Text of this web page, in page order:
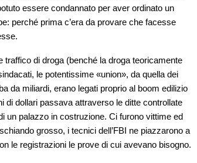
essere condannato per aver ordinato un
perché prima c’era da provare che facesse
di droga (benché la droga teoricamente
le potentissime «union», da quella dei
da miliardi, erano legati proprio al boom edilizio
di dollari passava attraverso le ditte controllate
un palazzo in costruzione. Ci furono vittime ed
grosso, i tecnici dell’FBI ne piazzarono a
le registrazioni le prove di cui avevano bisogno.